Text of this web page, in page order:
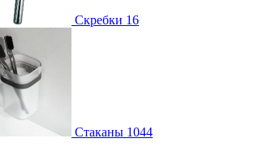
Скребки 16
Стаканы 1044